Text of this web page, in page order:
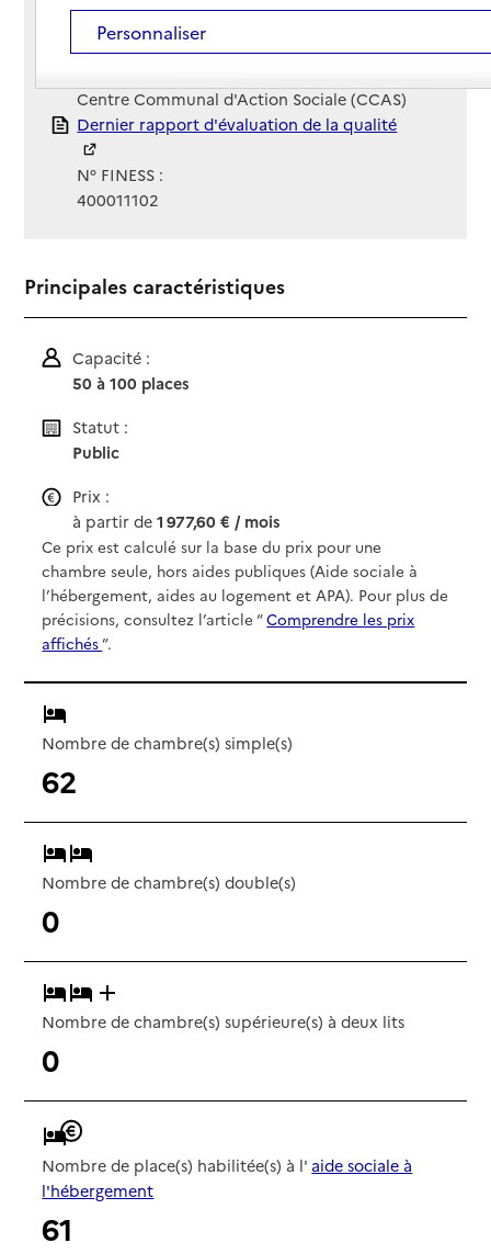
Contact
Contact
Site Internet
Site internet non renseigné
Centre Communal d'Action Sociale (CCAS)
Rapport HAS
Dernier rapport d'évaluation de la qualité
N° FINESS :
400011102
Principales caractéristiques
Capacité :
50 à 100 places
Statut :
Public
Prix :
à partir de1 977,60 € / mois
Ce prix est calculé sur la base du prix pour une
chambre seule, hors aides publiques (Aide sociale à
l’hébergement, aides au logement et APA). Pour plus de
précisions, consultez l’article “Comprendre les prix
affichés”.
Nombre de chambre(s) simple(s)
62
Nombre de chambre(s) double(s)
0
Nombre de chambre(s) supérieure(s) à deux lits
0
Nombre de place(s) habilitée(s) à l' aide sociale à
l'hébergement
61
Personnaliser